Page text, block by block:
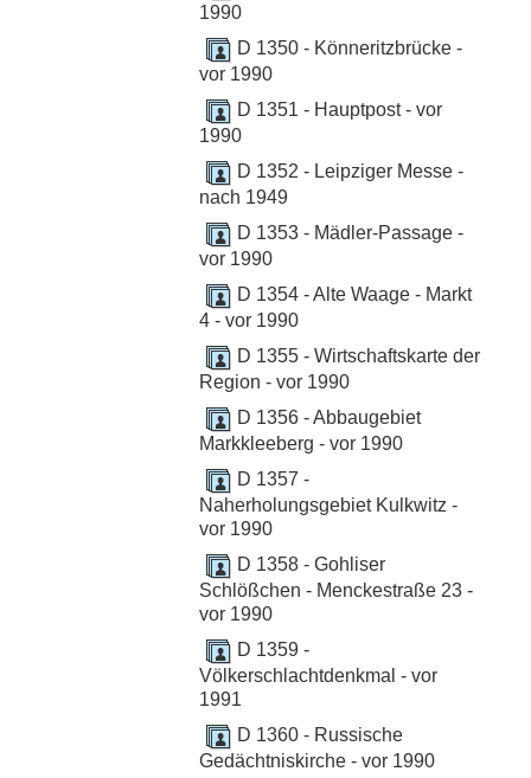
1990
D 1350 - Könneritzbrücke -
vor 1990
D 1351 - Hauptpost - vor
1990
D 1352 - Leipziger Messe -
nach 1949
D 1353 - Mädler-Passage -
vor 1990
D 1354 - Alte Waage - Markt
4 - vor 1990
D 1355 - Wirtschaftskarte der
Region - vor 1990
D 1356 - Abbaugebiet
Markkleeberg - vor 1990
D 1357 -
Naherholungsgebiet Kulkwitz -
vor 1990
D 1358 - Gohliser
Schlößchen - Menckestraße 23 -
vor 1990
D 1359 -
Völkerschlachtdenkmal - vor
1991
D 1360 - Russische
Gedächtniskirche - vor 1990